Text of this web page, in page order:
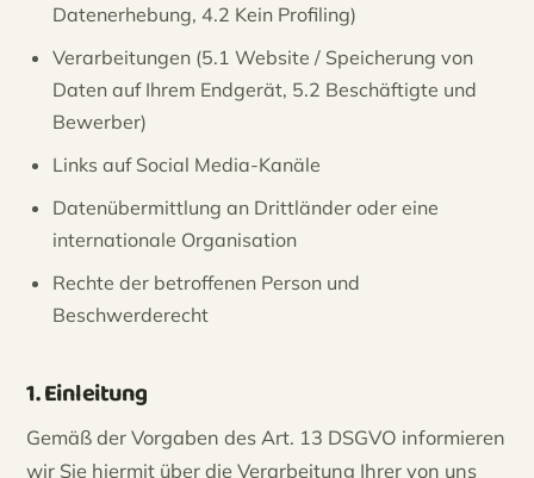
Datenerhebung, 4.2 Kein Profiling)
Verarbeitungen (5.1 Website / Speicherung von
Daten auf Ihrem Endgerät, 5.2 Beschäftigte und
Bewerber)
Links auf Social Media-Kanäle
Datenübermittlung an Drittländer oder eine
internationale Organisation
Rechte der betroffenen Person und
Beschwerderecht
1. Einleitung
Gemäß der Vorgaben des Art. 13 DSGVO informieren
wir Sie hiermit über die Verarbeitung Ihrer von uns